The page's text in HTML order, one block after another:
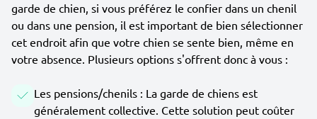
garde de chien, si vous préférez le confier dans un chenil
ou dans une pension, il est important de bien sélectionner
cet endroit afin que votre chien se sente bien, même en
votre absence. Plusieurs options s'offrent donc à vous :
Les pensions/chenils : La garde de chiens est
généralement collective. Cette solution peut coûter